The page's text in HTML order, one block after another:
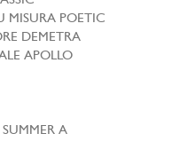
MISURA POETIC
DEMETRA
APOLLO
A